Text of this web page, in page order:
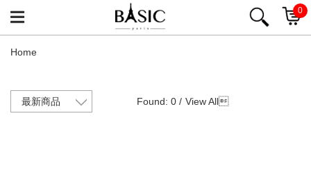
0
Home
Found: 0 / View All